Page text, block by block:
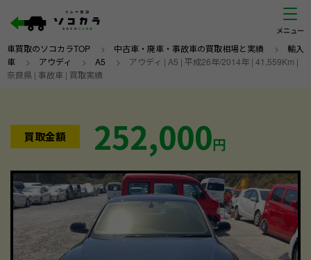
車買取のソコカラTOP > 中古車・廃車・事故車の買取相場と実績 > 輸入
車 > アウディ > A5 > アウディ | A5 | 平成26年/2014年 | 41,559Km |
奈良県 | 事故車 | 買取実績
買取金額 252,000円